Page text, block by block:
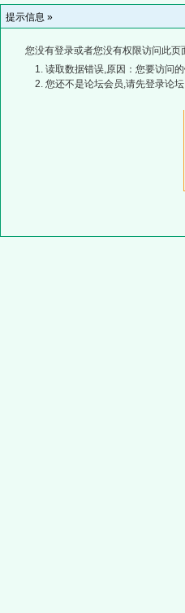
提示信息 »
您没有登录或者您没有权限访问此页
读取数据错误,原因：您要访问
您还不是论坛会员,请先登录论坛